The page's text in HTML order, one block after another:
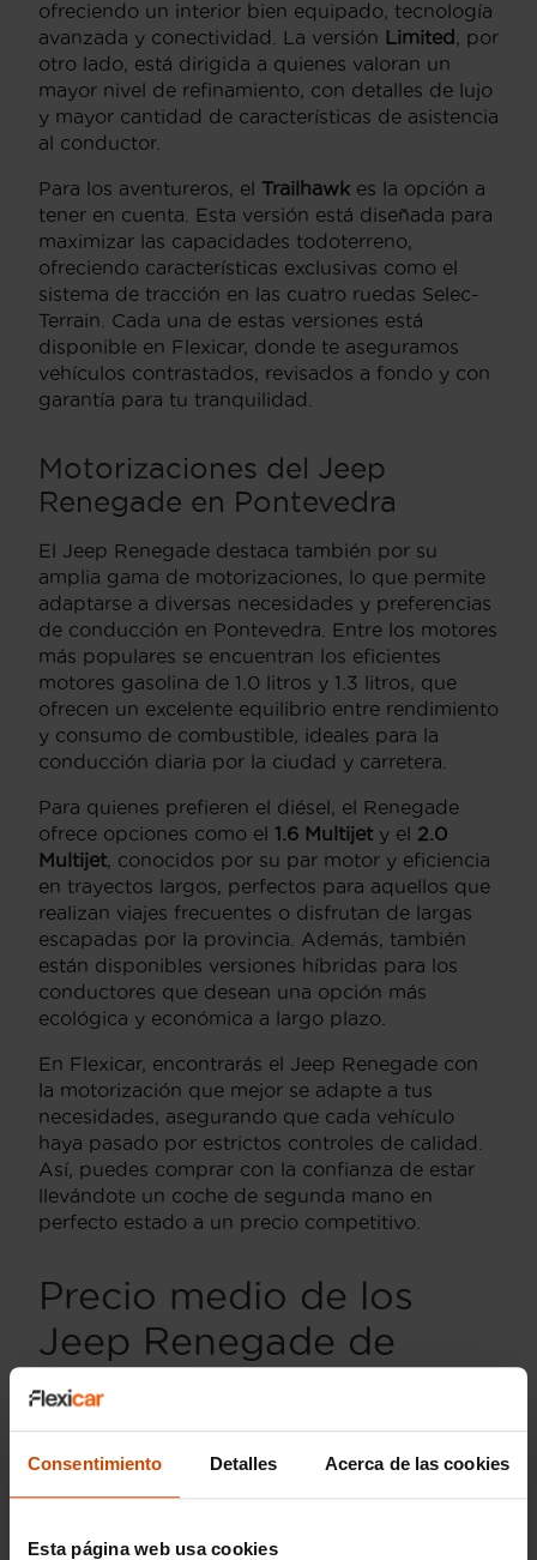
Consentimiento Detalles Acerca de las cookies
Esta página web usa cookies
ofreciendo un interior bien equipado, tecnología
avanzada y conectividad. La versión Limited , por
otro lado, está dirigida a quienes valoran un
mayor nivel de refinamiento, con detalles de lujo
y mayor cantidad de características de asistencia
al conductor.
Para los aventureros, el Trailhawk es la opción a
tener en cuenta. Esta versión está diseñada para
maximizar las capacidades todoterreno,
ofreciendo características exclusivas como el
sistema de tracción en las cuatro ruedas Selec-
Terrain. Cada una de estas versiones está
disponible en Flexicar, donde te aseguramos
vehículos contrastados, revisados a fondo y con
garantía para tu tranquilidad.
Motorizaciones del Jeep
Renegade en Pontevedra
El Jeep Renegade destaca también por su
amplia gama de motorizaciones, lo que permite
adaptarse a diversas necesidades y preferencias
de conducción en Pontevedra. Entre los motores
más populares se encuentran los eficientes
motores gasolina de 1.0 litros y 1.3 litros, que
ofrecen un excelente equilibrio entre rendimiento
y consumo de combustible, ideales para la
conducción diaria por la ciudad y carretera.
Para quienes prefieren el diésel, el Renegade
ofrece opciones como el 1.6 Multijet y el 2.0
Multijet, conocidos por su par motor y eficiencia
en trayectos largos, perfectos para aquellos que
realizan viajes frecuentes o disfrutan de largas
escapadas por la provincia. Además, también
están disponibles versiones híbridas para los
conductores que desean una opción más
ecológica y económica a largo plazo.
En Flexicar, encontrarás el Jeep Renegade con
la motorización que mejor se adapte a tus
necesidades, asegurando que cada vehículo
haya pasado por estrictos controles de calidad.
Así, puedes comprar con la confianza de estar
llevándote un coche de segunda mano en
perfecto estado a un precio competitivo.
Precio medio de los
Jeep Renegade de
segunda mano en
Pontevedra
toda España, y Pontevedra no es la excepción.